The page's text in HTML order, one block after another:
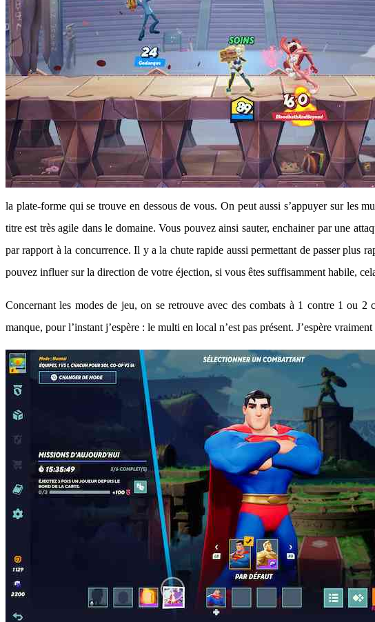
la plate-forme qui se trouve en dessous de vous. On peut aussi s’appuyer sur les
titre est très agile dans le domaine. Vous pouvez ainsi sauter, enchainer par une
par rapport à la concurrence. Il y a la chute rapide aussi permettant de passer plus
pouvez influer sur la direction de votre éjection, si vous êtes suffisamment habile,
Concernant les modes de jeu, on se retrouve avec des combats à 1 contre 1 ou
manque, pour l’instant j’espère : le multi en local n’est pas présent. J’espère